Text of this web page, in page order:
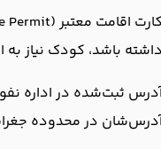
داشته باشد، کودک نیاز به
در محدوده